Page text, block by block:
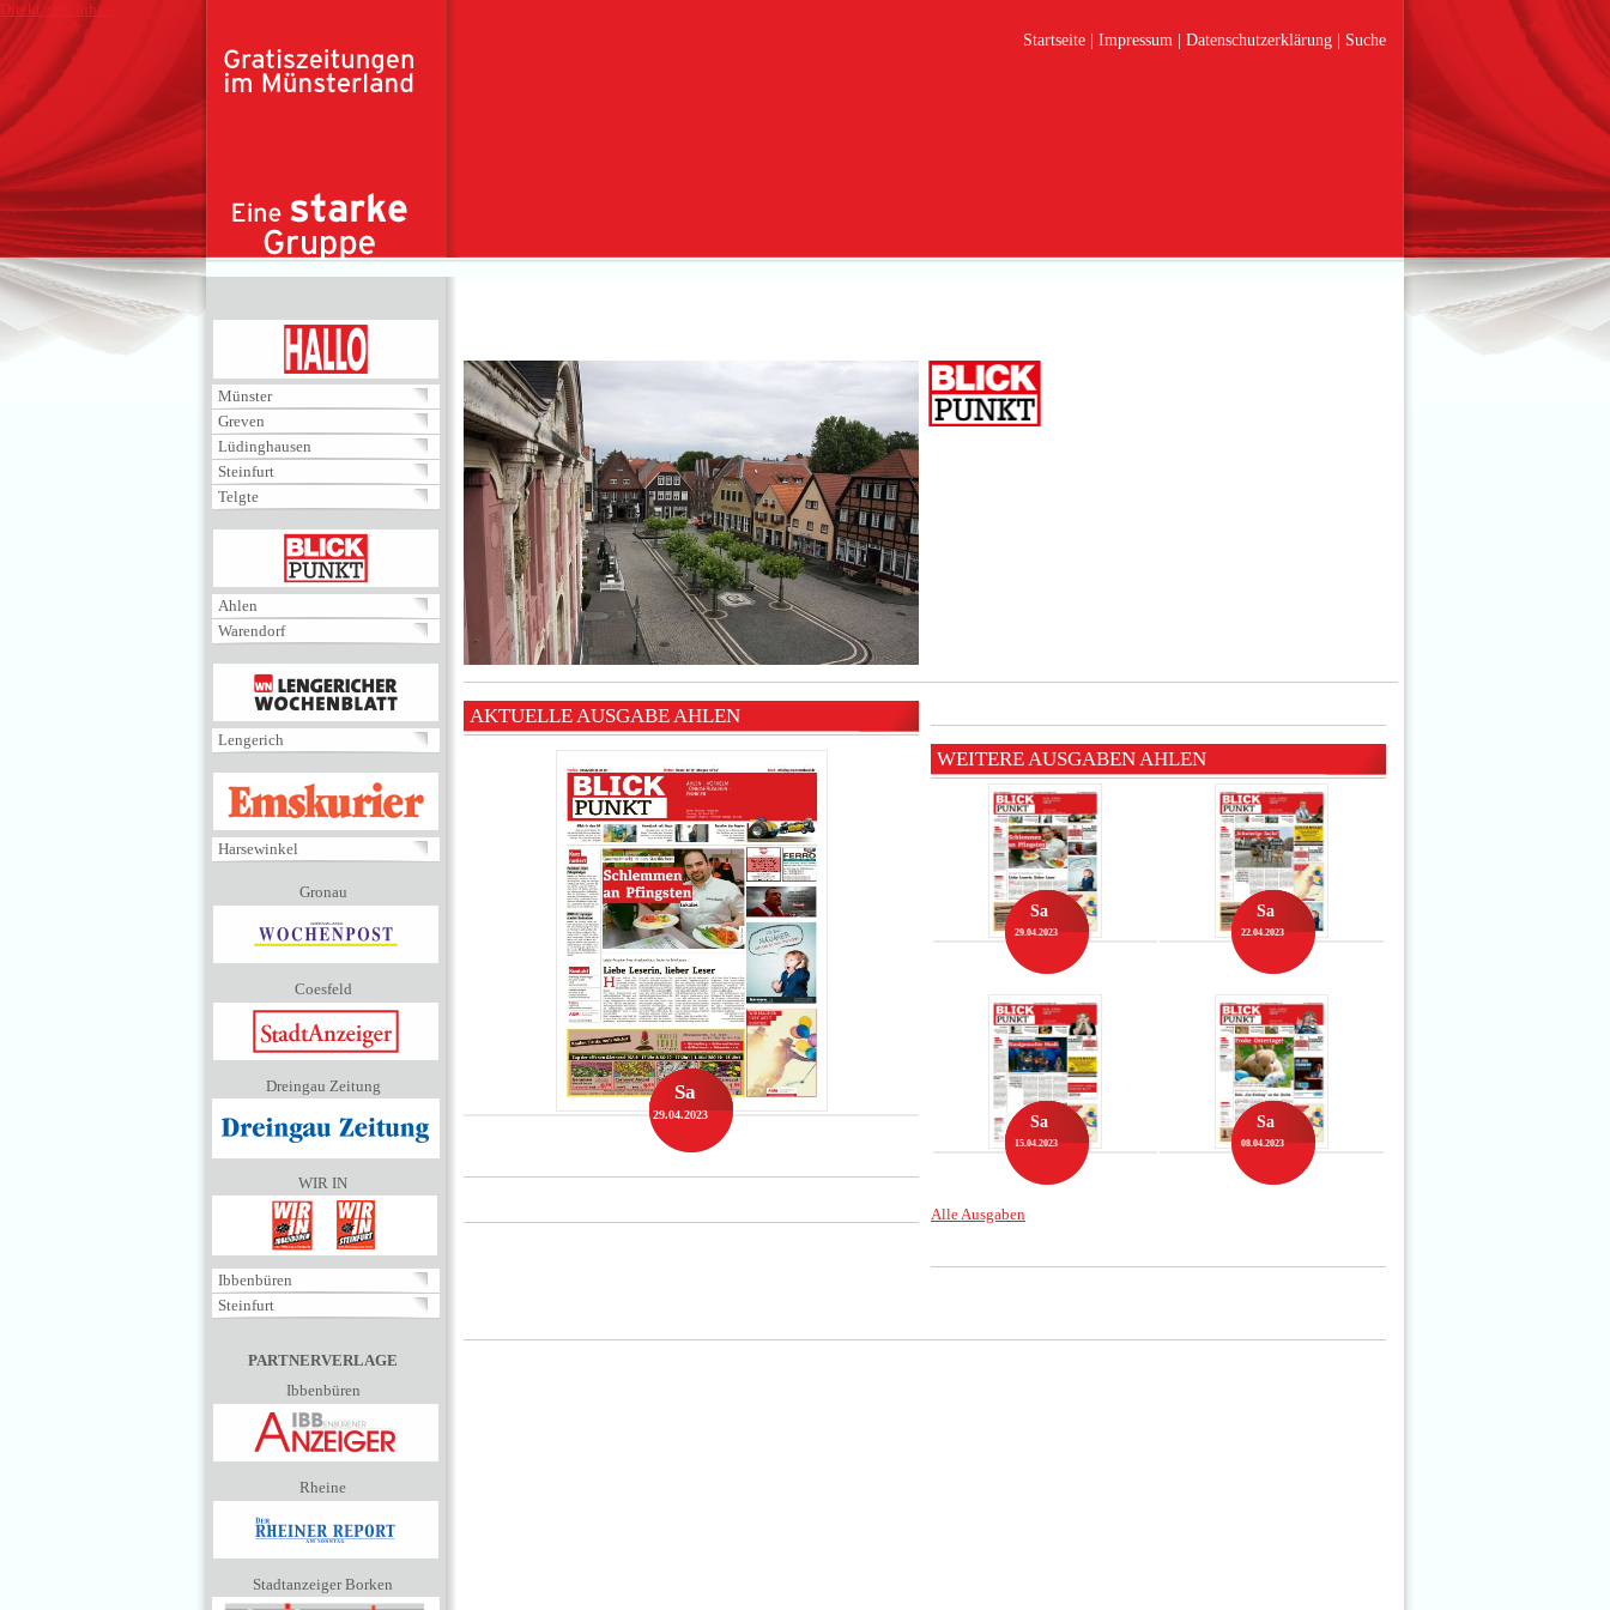
Direkt zum Inhalt
Startseite
Impressum Datenschutzerklärung Suche
Münster
Greven
Lüdinghausen
Steinfurt
Telgte
BLICKPUNKT
Ahlen
Warendorf
MENÜ
Lengerich
EMSKURIER
Harsewinkel
Gronau
Coesfeld
Dreingau Zeitung
WIR IN
Ibbenbüren
Steinfurt
PARTNERVERLAGE
Ibbenbüren
Rheine
Stadtanzeiger Borken
AKTUELLE AUSGABE AHLEN
Sa
29.04.2023
WEITERE AUSGABEN AHLEN
Sa
29.04.2023
Sa
22.04.2023
Sa
15.04.2023
Sa
08.04.2023
Alle Ausgaben